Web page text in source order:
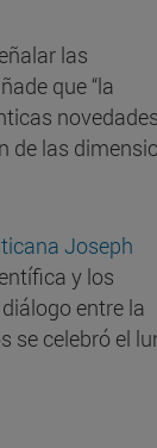
las
que “la
de las
Joseph
y los
entre la
se celebró el